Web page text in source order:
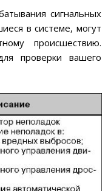
сигнальных
в системе, могут
происшествию.
проверки вашего